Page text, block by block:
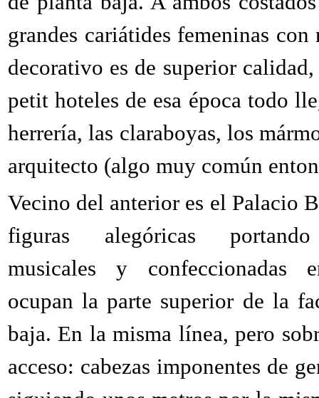
grandes cariátides femeninas
decorativo es de superior
petit hoteles de esa época todo
herrería, las claraboyas, los
arquitecto (algo muy común
Vecino del anterior es el Palacio
figuras alegóricas portando
musicales y confeccionadas
ocupan la parte superior de la
baja. En la misma línea, pero
acceso: cabezas imponentes de